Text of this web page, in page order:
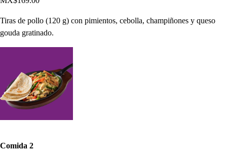
Tiras de pollo (120 g) con pimientos, cebolla, champiñones y queso
gouda gratinado.
Comida 2